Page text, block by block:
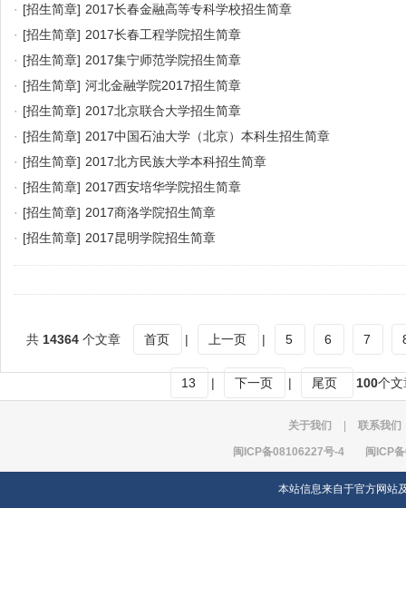
· [招生简章] 2017长春金融高等专科学校招生简章
· [招生简章] 2017长春工程学院招生简章
· [招生简章] 2017集宁师范学院招生简章
· [招生简章] 河北金融学院2017招生简章
· [招生简章] 2017北京联合大学招生简章
· [招生简章] 2017中国石油大学（北京）本科生招生简章
· [招生简章] 2017北方民族大学本科招生简章
· [招生简章] 2017西安培华学院招生简章
· [招生简章] 2017商洛学院招生简章
· [招生简章] 2017昆明学院招生简章
共 14364 个文章 首页 | 上一页 | 5 6 7
13 | 下一页 | 尾页 100个
关于我们 联系我们
闽ICP备08106227号-4 闽ICP
本站信息来自于官方网站